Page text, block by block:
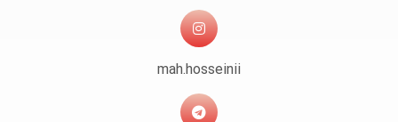
mah.hosseinii